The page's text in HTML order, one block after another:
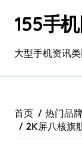
155手
大型手机资讯
首页 热门品
2K屏八核旗